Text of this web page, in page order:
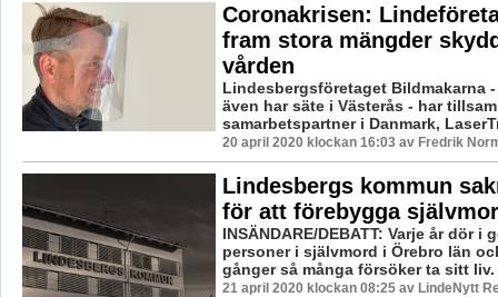
Coronakrisen:
fram stora mängder
vården
Lindesbergsföretaget Bildmakarna
även har säte i Västerås - har
samarbetspartner i Danmark,
20 april 2020 klockan 16:03 av Fredrik
Lindesbergs kommun
för att förebygga
INSÄNDARE/DEBATT: Varje år dör i
personer i självmord i Örebro län
gånger så många försöker ta sitt liv.
21 april 2020 klockan 08:25 av LindeNytt